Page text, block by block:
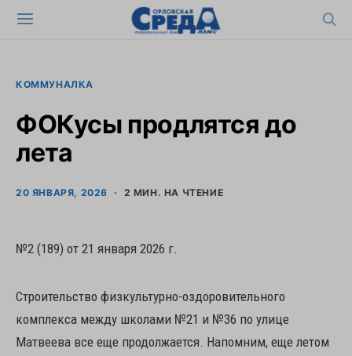
КОММУНАЛКА
ФОКусы продлятся до
лета
20 ЯНВАРЯ, 2026 2 МИН. НА ЧТЕНИЕ
№2 (189) от 21 января 2026 г.
Строительство физкультурно-оздоровительного
комплекса между школами №21 и №36 по улице
Матвеева все еще продолжается. Напомним, еще летом